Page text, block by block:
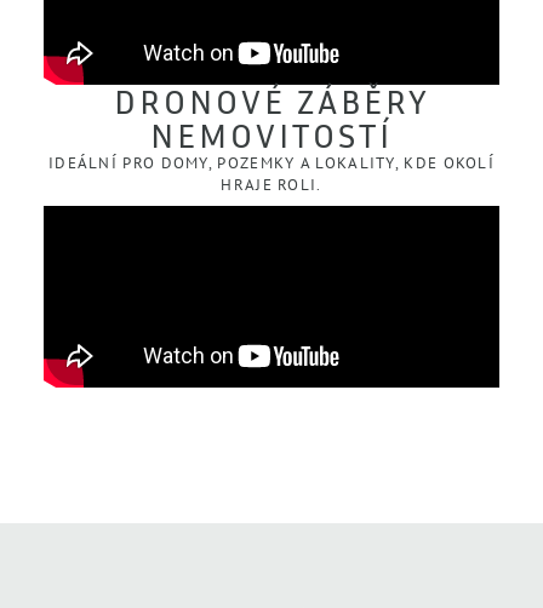
DRONOVÉ ZÁBĚRY
NEMOVITOSTÍ
IDEÁLNÍ PRO DOMY, POZEMKY A LOKALITY, KDE OKOLÍ
HRAJE ROLI.